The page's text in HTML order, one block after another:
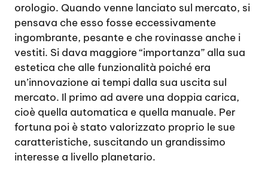
orologio. Quando venne lanciato sul mercato, si
pensava che esso fosse eccessivamente
ingombrante, pesante e che rovinasse anche i
vestiti. Si dava maggiore “importanza” alla sua
estetica che alle funzionalità poiché era
un’innovazione ai tempi dalla sua uscita sul
mercato. Il primo ad avere una doppia carica,
cioè quella automatica e quella manuale. Per
fortuna poi è stato valorizzato proprio le sue
caratteristiche, suscitando un grandissimo
interesse a livello planetario.